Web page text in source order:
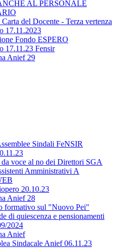
AL PERSONALE
del Docente - Terza vertenza
17.11.2023
Fondo ESPERO
17.11.23 Fensir
Anief 29
Sindali FeNSIR
voce al no dei Direttori SGA
Amministrativi A
20.10.23
Anief 28
formativo sul "Nuovo Pei"
di quiescenza e pensionamenti
2024
Anief
Sindacale Anief 06.11.23